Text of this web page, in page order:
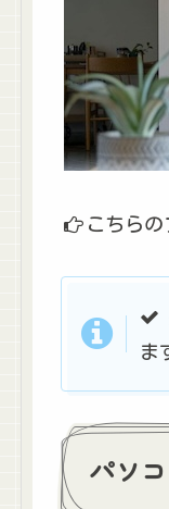
こちらの
ま
パソ